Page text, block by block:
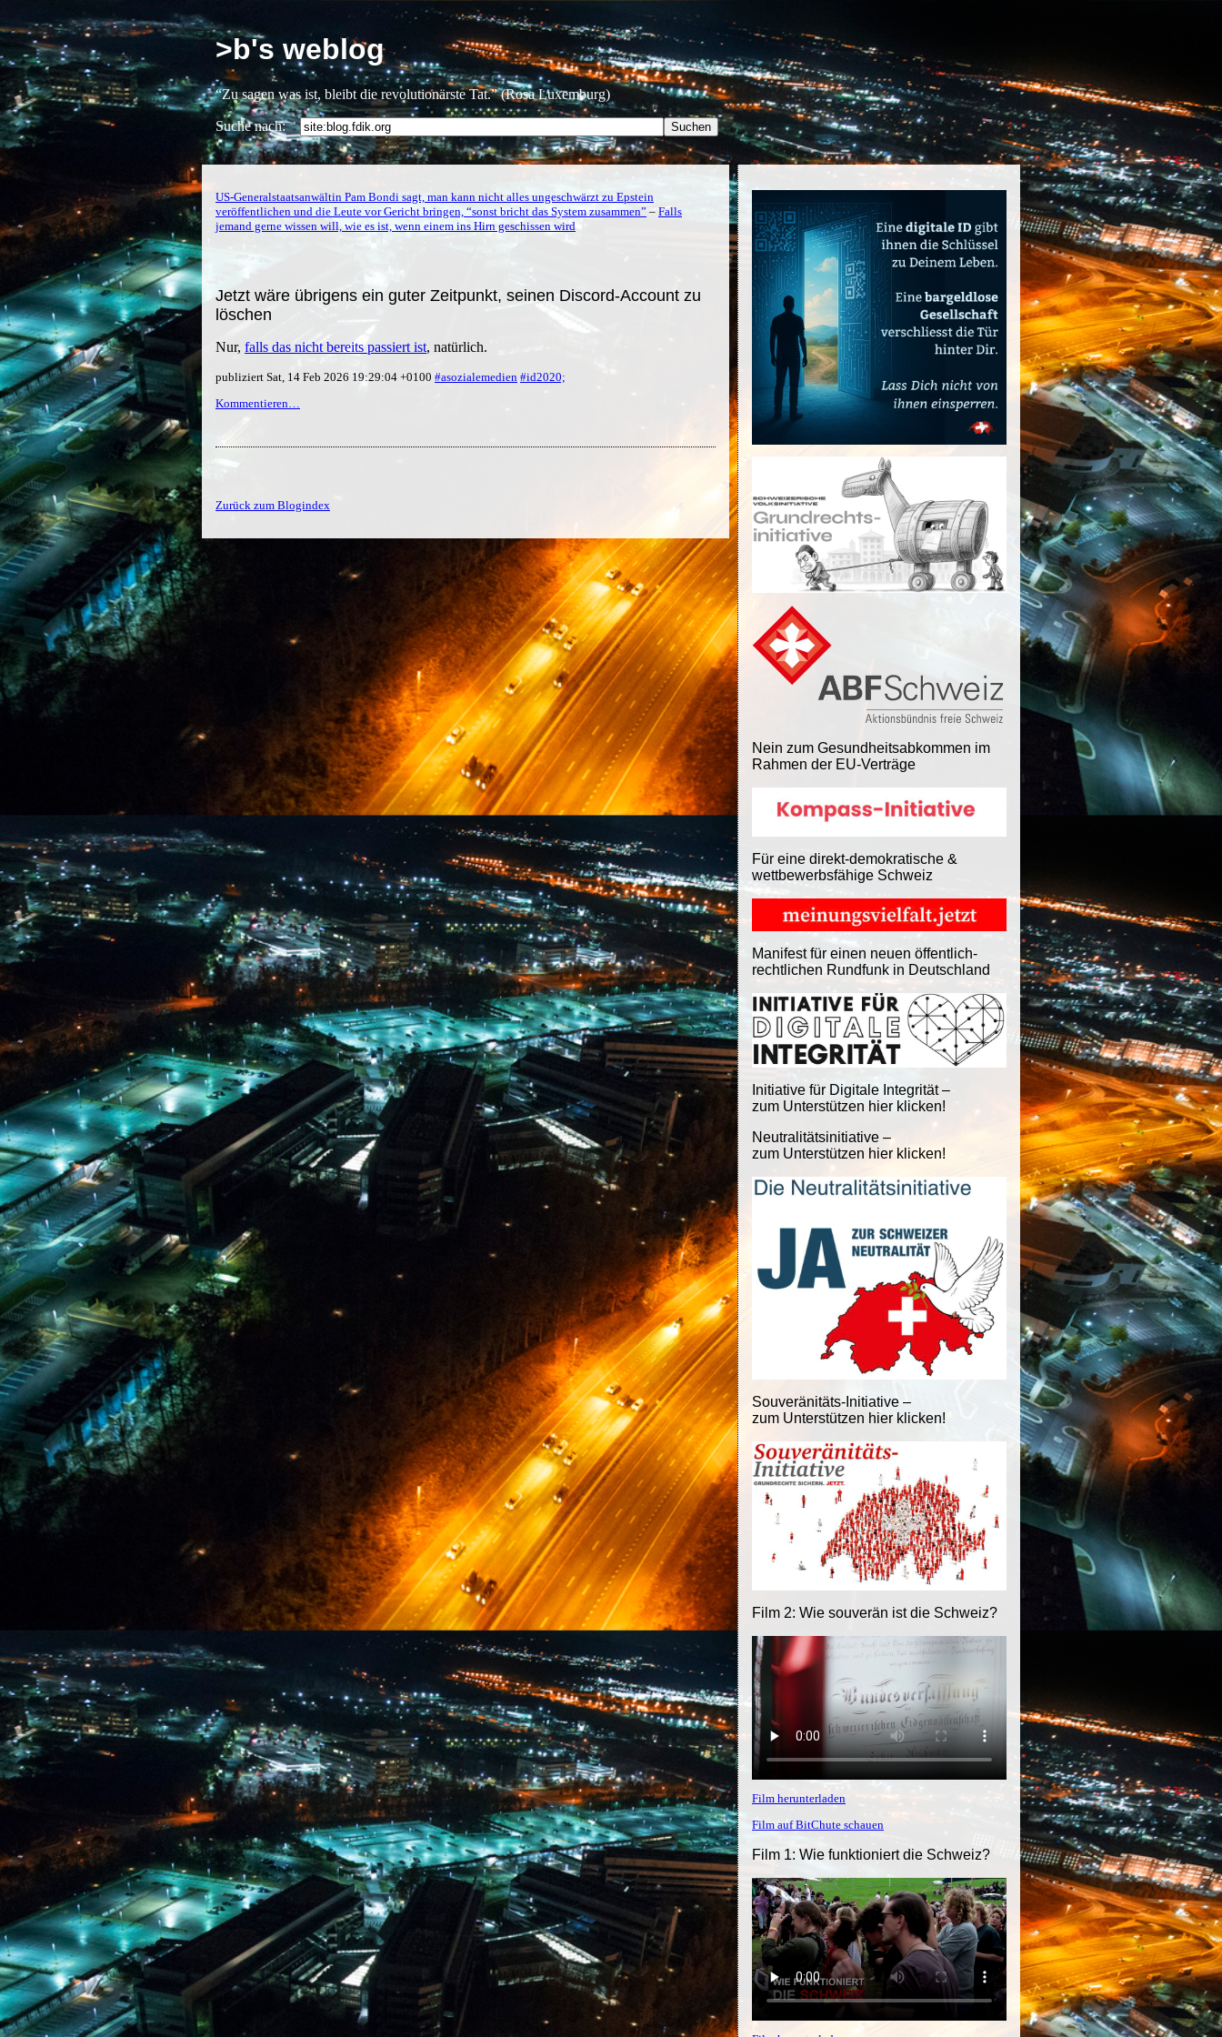
>b's weblog
“Zu sagen was ist, bleibt die revolutionärste Tat.” (Rosa Luxemburg)
Suche nach:
Nein zum Gesundheitsabkommen im
Rahmen der EU-Verträge
Für eine direkt-demokratische &
wettbewerbsfähige Schweiz
Manifest für einen neuen öffentlich-
rechtlichen Rundfunk in Deutschland
Initiative für Digitale Integrität –
zum Unterstützen hier klicken!
Neutralitätsinitiative –
zum Unterstützen hier klicken!
Souveränitäts-Initiative –
zum Unterstützen hier klicken!
Film 2: Wie souverän ist die Schweiz?
Film herunterladen
Film auf BitChute schauen
Film 1: Wie funktioniert die Schweiz?
US-Generalstaatsanwältin Pam Bondi sagt, man kann nicht alles ungeschwärzt zu Epstein
veröffentlichen und die Leute vor Gericht bringen, “sonst bricht das System zusammen” – Falls
jemand gerne wissen will, wie es ist, wenn einem ins Hirn geschissen wird
Jetzt wäre übrigens ein guter Zeitpunkt, seinen Discord-Account zu
löschen
Nur, falls das nicht bereits passiert ist, natürlich.
publiziert Sat, 14 Feb 2026 19:29:04 +0100 #asozialemedien #id2020;
Kommentieren…
Zurück zum Blogindex